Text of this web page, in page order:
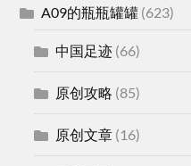
A09的瓶瓶罐罐 (623)
中国足迹 (66)
原创攻略 (85)
原创文章 (16)